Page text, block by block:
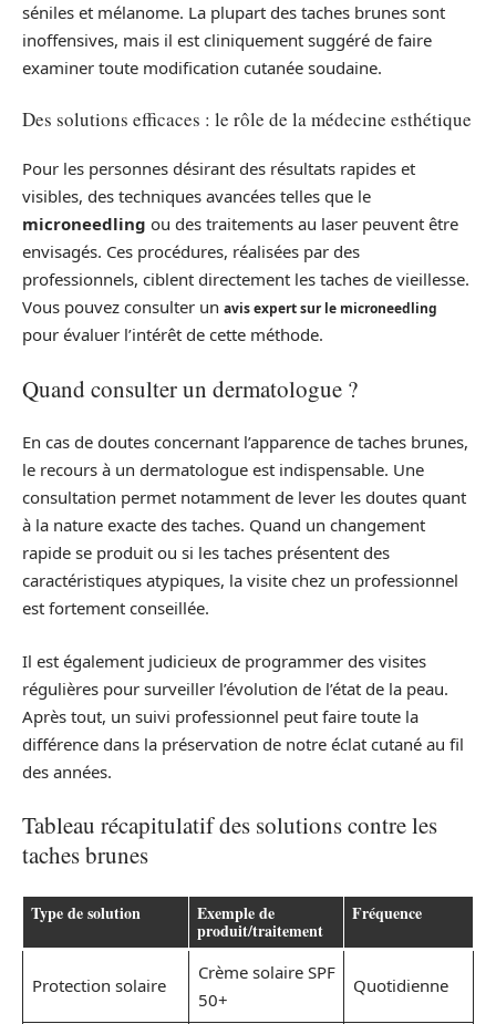
séniles et mélanome. La plupart des taches brunes sont
inoffensives, mais il est cliniquement suggéré de faire
examiner toute modification cutanée soudaine.
Des solutions efficaces : le rôle de la médecine esthétique
Pour les personnes désirant des résultats rapides et
visibles, des techniques avancées telles que le
microneedling ou des traitements au laser peuvent être
envisagés. Ces procédures, réalisées par des
professionnels, ciblent directement les taches de vieillesse.
Vous pouvez consulter un avis expert sur le microneedling
pour évaluer l’intérêt de cette méthode.
Quand consulter un dermatologue ?
En cas de doutes concernant l’apparence de taches brunes,
le recours à un dermatologue est indispensable. Une
consultation permet notamment de lever les doutes quant
à la nature exacte des taches. Quand un changement
rapide se produit ou si les taches présentent des
caractéristiques atypiques, la visite chez un professionnel
est fortement conseillée.
Il est également judicieux de programmer des visites
régulières pour surveiller l’évolution de l’état de la peau.
Après tout, un suivi professionnel peut faire toute la
différence dans la préservation de notre éclat cutané au fil
des années.
Tableau récapitulatif des solutions contre les
taches brunes
Type de solution Exemple de
produit/traitement
Fréquence
Protection solaire
Crème solaire SPF
50+
Quotidienne